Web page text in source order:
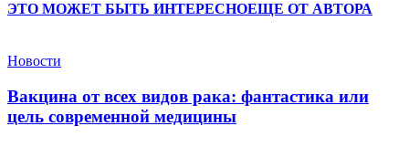
ЭТО МОЖЕТ БЫТЬ ИНТЕРЕСНОЕЩЕ ОТ АВТОРА
Новости
Вакцина от всех видов рака: фантастика или
цель современной медицины